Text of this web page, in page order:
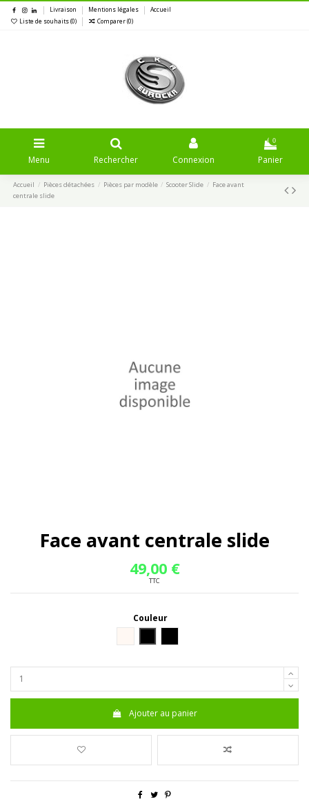
Livraison Mentions légales
Accueil
Liste de souhaits (0) Comparer (0)
Menu Rechercher Connexion
0
Panier
Accueil Pièces détachées Pièces par modèle Scooter Slide
Face avant
centrale slide
Face avant centrale slide
49,00 €
TTC
Couleur
Ajouter au panier